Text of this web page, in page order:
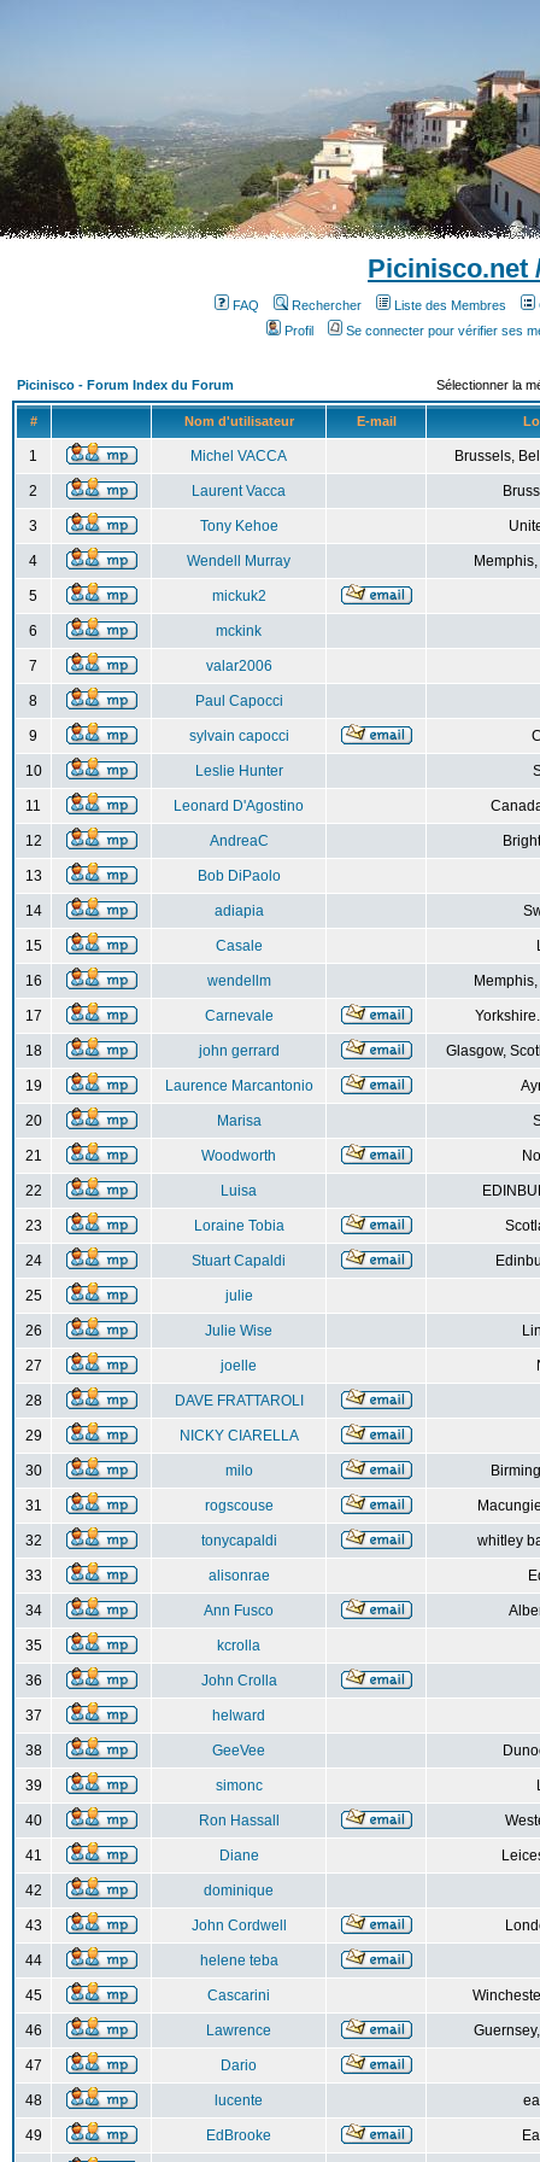
Picinisco.net
FAQ Rechercher Liste des Membres
Profil
Se connecter pour vérifier ses
Picinisco - Forum Index du Forum Sélectionner la
# Nom d'utilisateur E-mail
1 Michel VACCA Brussels,
2 Laurent Vacca
3 Tony Kehoe
4 Wendell Murray
5 mickuk2
6 mckink
7 valar2006
8 Paul Capocci
9 sylvain capocci
10 Leslie Hunter
11 Leonard D'Agostino
12 AndreaC
13 Bob DiPaolo
14 adiapia
15 Casale
16 wendellm
17 Carnevale
18 john gerrard Glasgow,
19 Laurence Marcantonio
20 Marisa
21 Woodworth
22 Luisa
23 Loraine Tobia
24 Stuart Capaldi
25 julie
26 Julie Wise
27 joelle
28 DAVE FRATTAROLI
29 NICKY CIARELLA
30 milo
31 rogscouse
32 tonycapaldi whitley
33 alisonrae
34 Ann Fusco
35 kcrolla
36 John Crolla
37 helward
38 GeeVee
39 simonc
40 Ron Hassall
41 Diane
42 dominique
43 John Cordwell
44 helene teba
45 Cascarini
46 Lawrence
47 Dario
48 lucente
49 EdBrooke